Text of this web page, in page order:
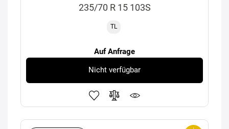
235/70 R 15 103S
TL
Auf Anfrage
Nicht verfügbar